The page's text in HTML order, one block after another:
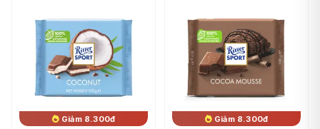
Giảm 8.300đ
Giảm 8.300đ